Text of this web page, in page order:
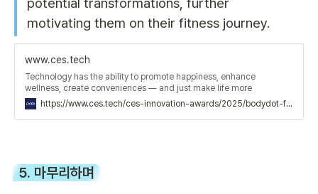
motivating them on their fitness journey.
www.ces.tech
Technology has the ability to promote happiness, enhance
wellness, create conveniences — and just make life more
enjoyable. Discover the latest tech trends and creative solutions
crafted to improve everyday living experiences.
https://www.ces.tech/ces-innovation-awards/2025/bodydot-fitness/
5. 마무리하며